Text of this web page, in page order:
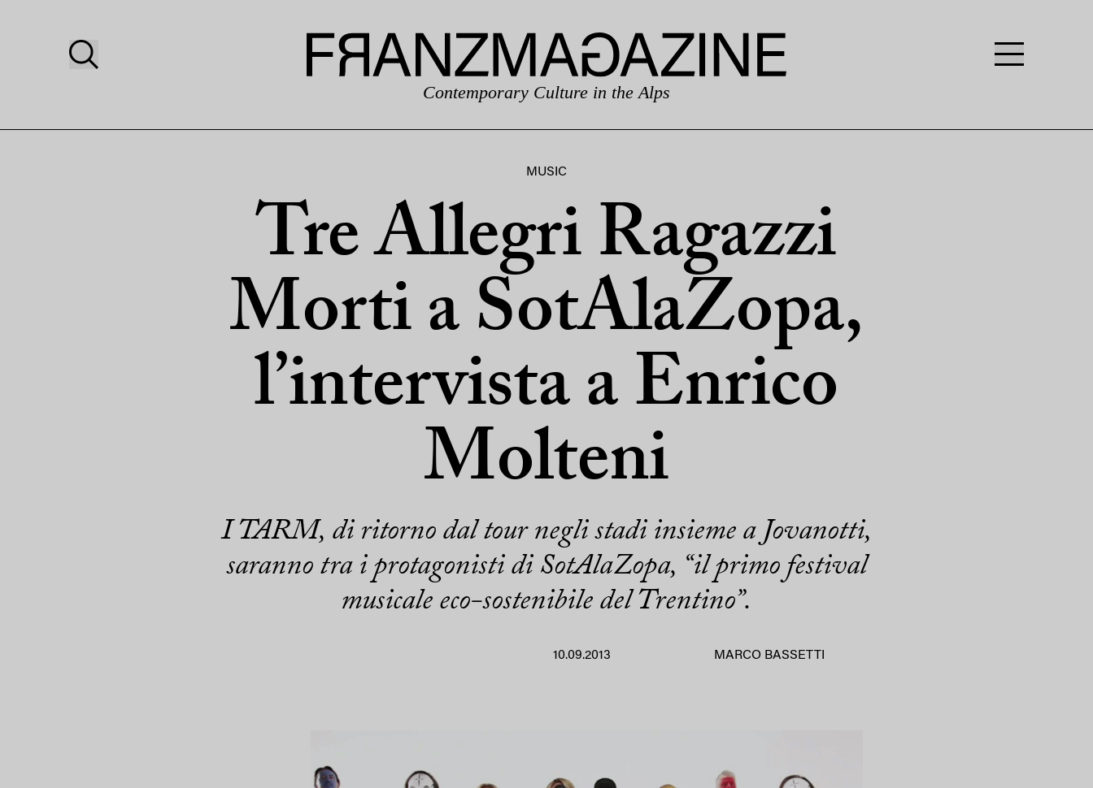
Contemporary Culture in the Alps
MUSIC
Tre Allegri Ragazzi
Morti a SotAlaZopa,
l’intervista a Enrico
Molteni
I TARM, di ritorno dal tour negli stadi insieme a Jovanotti,
saranno tra i protagonisti di SotAlaZopa, “il primo festival
musicale eco-sostenibile del Trentino”.
10.09.2013 MARCO BASSETTI